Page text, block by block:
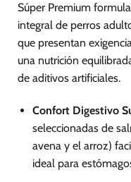
Súper Premium
integral de perros
que presentan
una nutrición
de aditivos artificiales.
Confort Digestivo
seleccionadas de
avena y el arroz)
ideal para